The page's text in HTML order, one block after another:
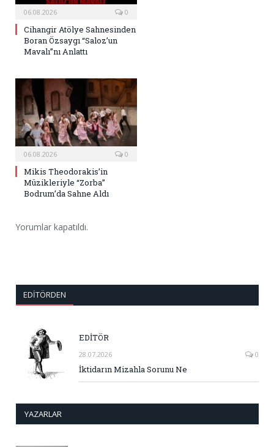
06.08.2026 0
Cihangir Atölye Sahnesinden
Boran Özsaygı “Saloz’un
Mavalı”nı Anlattı
06.08.2026 0
Mikis Theodorakis’in
Müzikleriyle “Zorba”
Bodrum’da Sahne Aldı
Yorumlar kapatıldı.
EDITÖRDEN
EDİTÖR
28.07.2026 0
İktidarın Mizahla Sorunu Ne
YAZARLAR